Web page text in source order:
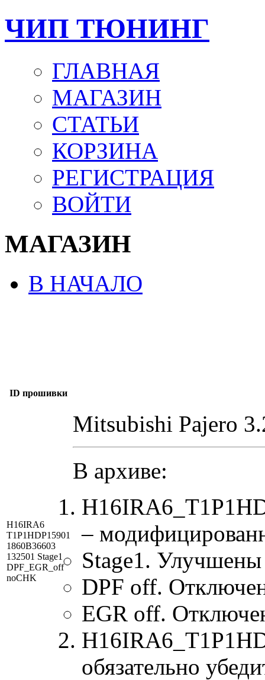
ЧИП ТЮНИНГ
ГЛАВНАЯ
МАГАЗИН
СТАТЬИ
КОРЗИНА
РЕГИСТРАЦИЯ
ВОЙТИ
МАГАЗИН
В НАЧАЛО
ID прошивки
H16IRA6
T1P1HDP15901
1860B36603
132501 Stage1
DPF_EGR_off
noCHK
Mitsubishi Pajero
В архиве:
–
Stage1. Улучшены
DPF off.
EGR off.
обязательно